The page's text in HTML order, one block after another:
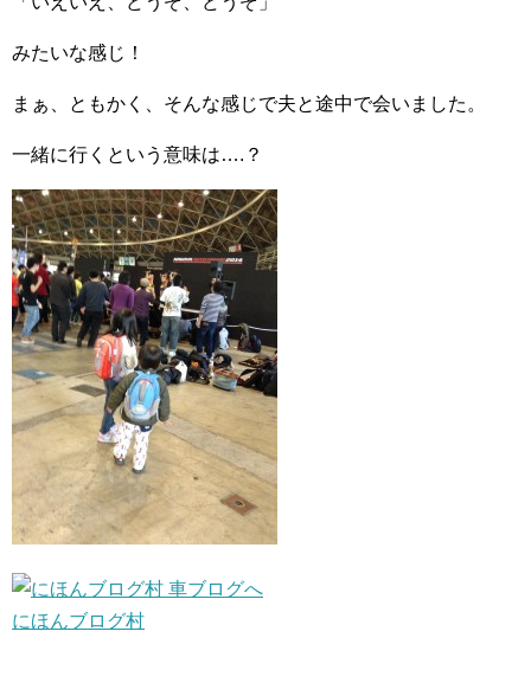
みたいな感じ！
まぁ、ともかく、そんな感じで夫と途中で会いました。
一緒に行くという意味は….？
にほんブログ村